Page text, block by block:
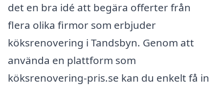
det en bra idé att begära offerter från
flera olika firmor som erbjuder
köksrenovering i Tandsbyn. Genom att
använda en plattform som
köksrenovering-pris.se kan du enkelt få in